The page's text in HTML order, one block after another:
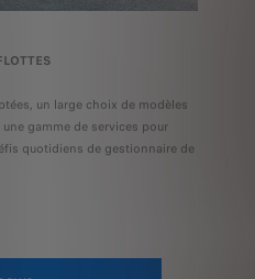
un large choix de modèles
gamme de services pour
quotidiens de gestionnaire de